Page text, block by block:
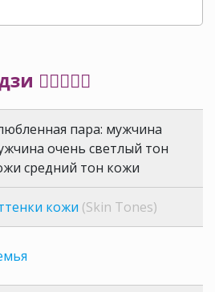
👨🏻‍❤️‍👨🏽
пара: мужчина
очень светлый тон
средний тон кожи
кожи (Skin Tones)